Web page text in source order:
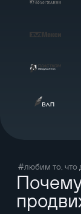
#любим то, что